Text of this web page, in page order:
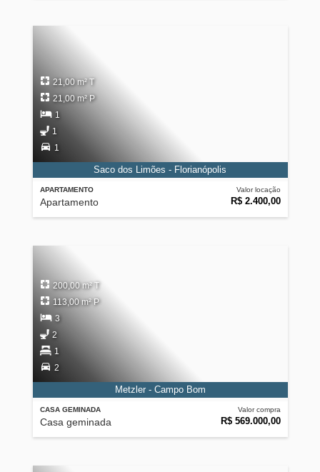
APARTAMENTO
Apartamento
Valor locação
R$ 2.400,00
21,00 m² T
21,00 m² P
1
1
1
Saco dos Limões - Florianópolis
CASA GEMINADA
Casa geminada
Valor compra
R$ 569.000,00
200,00 m² T
113,00 m² P
3
2
1
2
Metzler - Campo Bom